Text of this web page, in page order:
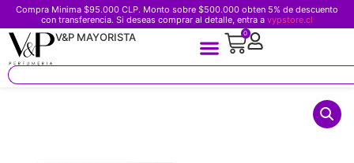
Compra Minima $95.000 CLP. Monto sobre $500.000 obten 5% de descuento
con transferencia. Si deseas comprar al detalle, entra a vypstore.cl
V&P MAYORISTA 0